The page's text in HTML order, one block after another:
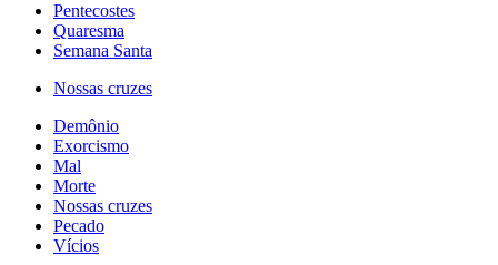
Pentecostes
Quaresma
Semana Santa
Nossas cruzes
Demônio
Exorcismo
Mal
Morte
Nossas cruzes
Pecado
Vícios